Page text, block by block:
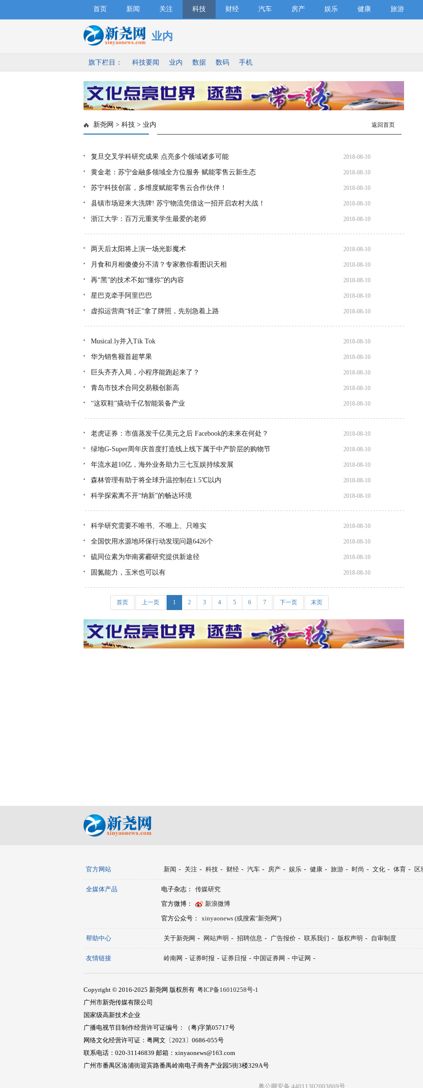
首页 新闻 关注 科技 财经 汽车 房产 娱乐 健康 旅游
业内
旗下栏目： 科技要闻 业内 数据 数码 手机
新尧网 > 科技 > 业内 返回首页
复旦交叉学科研究成果 点亮多个领域诸多可能 2018-08-10
黄金老：苏宁金融多领域全方位服务 赋能零售云新生态 2018-08-10
苏宁科技创富，多维度赋能零售云合作伙伴！ 2018-08-10
县镇市场迎来大洗牌! 苏宁物流凭借这一招开启农村大战！ 2018-08-10
浙江大学：百万元重奖学生最爱的老师 2018-08-10
两天后太阳将上演一场光影魔术 2018-08-10
月食和月相傻傻分不清？专家教你看图识天相 2018-08-10
再“黑”的技术不如“懂你”的内容 2018-08-10
星巴克牵手阿里巴巴 2018-08-10
虚拟运营商“转正”拿了牌照，先别急着上路 2018-08-10
Musical.ly并入Tik Tok 2018-08-10
华为销售额首超苹果 2018-08-10
巨头齐齐入局，小程序能跑起来了？ 2018-08-10
青岛市技术合同交易额创新高 2018-08-10
“这双鞋”撬动千亿智能装备产业 2018-08-10
老虎证券：市值蒸发千亿美元之后 Facebook的未来在何处？ 2018-08-10
绿地G-Super周年庆首度打造线上线下属于中产阶层的购物节 2018-08-10
年流水超10亿，海外业务助力三七互娱持续发展 2018-08-10
森林管理有助于将全球升温控制在1.5℃以内 2018-08-10
科学探索离不开“纳新”的畅达环境 2018-08-10
科学研究需要不唯书、不唯上、只唯实 2018-08-10
全国饮用水源地环保行动发现问题6426个 2018-08-10
硫同位素为华南雾霾研究提供新途径 2018-08-10
固氮能力，玉米也可以有 2018-08-10
首页 上一页 1 2 3 4 5 6 7 下一页 末页
官方网站 新闻 - 关注 - 科技 - 财经 - 汽车 - 房产 - 娱乐 - 健康 - 旅游 - 时尚 - 文化 - 体育 - 区
全媒体产品 电子杂志：
传媒研究
官方微博：
新浪微博
官方公众号：
xinyaonews (或搜索"新尧网")
帮助中心 关于新尧网 - 网站声明 - 招聘信息 - 广告报价 - 联系我们 - 版权声明 - 自审制度
友情链接 岭南网 - 证券时报 - 证券日报 - 中国证券网 - 中证网 -
Copyright © 2016-2025 新尧网 版权所有 粤ICP备16010258号-1
广州市新尧传媒有限公司
国家级高新技术企业
广播电视节目制作经营许可证编号：（粤)字第05717号
网络文化经营许可证：粤网文〔2023〕0686-055号
联系电话：020-31146839 邮箱：xinyaonews@163.com
广州市番禺区洛浦街迎宾路番禺岭南电子商务产业园5街3楼329A号
粤公网安备 44011302003869号